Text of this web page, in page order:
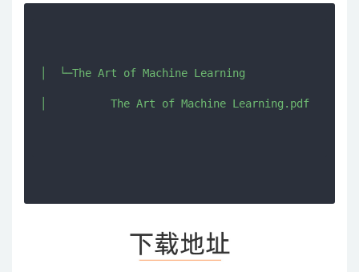
│  └─The Art of Machine Learning
│          The Art of Machine Learning.pdf